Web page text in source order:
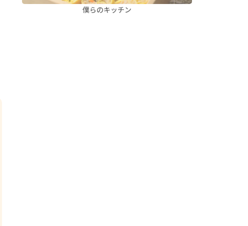
僕らのキッチン